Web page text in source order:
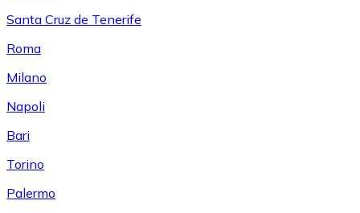
Santa Cruz de Tenerife
Roma
Milano
Napoli
Bari
Torino
Palermo